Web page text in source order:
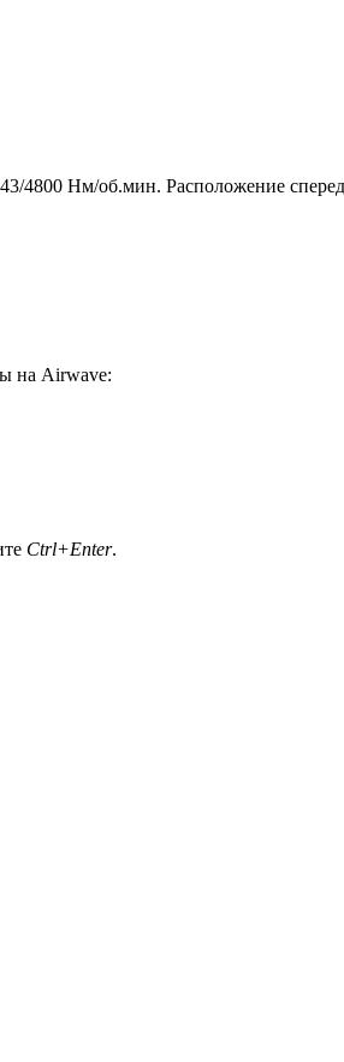
4800 Нм/об.мин. Расположение
на Airwave:
Ctrl+Enter.